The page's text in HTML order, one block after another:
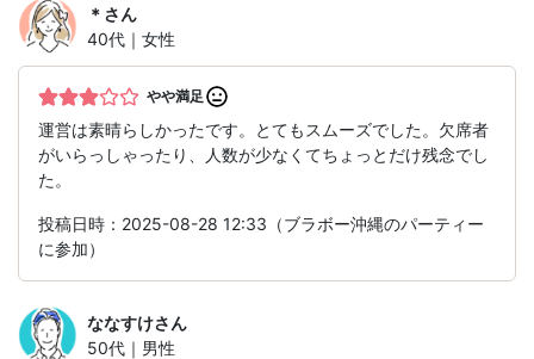
＊ さん
40代｜女性
やや満足
運営は素晴らしかったです。とてもスムーズでした。欠席者
がいらっしゃったり、人数が少なくてちょっとだけ残念でし
た。
投稿日時：2025-08-28 12:33（ブラボー沖縄のパーティー
に参加）
ななすけさん
50代｜男性